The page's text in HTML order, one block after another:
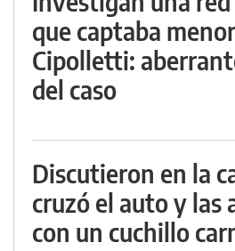
que captaba
Cipolletti:
del caso
Discutieron en la
cruzó el auto y las
con un cuchillo